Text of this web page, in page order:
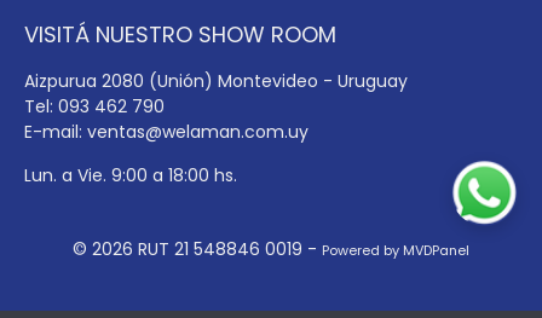
VISITÁ NUESTRO SHOW ROOM
Aizpurua 2080 (Unión) Montevideo - Uruguay
Tel: 093 462 790
E-mail: ventas@welaman.com.uy
Lun. a Vie. 9:00 a 18:00 hs.
© 2026 RUT 21 548846 0019 - Powered by MVDPanel